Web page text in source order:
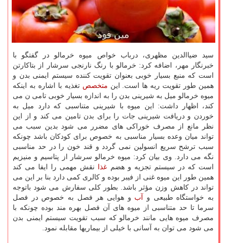
سید ضیاالدین مظهری، درباب خواص میوه خرمالو در گفتگو با
خبرنگار مهر، اضافه کرد: خرمالو با رنگ نارنجی سرشار از بتاکارتن
است که منبع بسیار خوبی بعنوان تقویت کننده سیستم ایمنی بدن و
همین طور تقویت ریه ها است. این متخصص تغذیه با اشاره به اینکه
میوه خرمالو میل به شیرینی بدن را به اندازه بسیار خوبی تامی ن می
کند، اظهار داشت: این میوه با شیرینی متناسبی که دارد میل به
خوردن و دریافت شیرینی جات را برای بدن تامین می کند و از این
نظر مانع از مصرف خوراکی های مضرر می شود بدین سبب می
تواند میان وعده بسیار مناسبی به خصوص برای کودکان باشد چونکه
سبب ترشح سریع انسولین نمی گردد و قند خون را در حد مناسبی
نگه می دارد. وی بیان کرد: میوه خرمالو سرشار از پتاسیم و منیزیم
است که در سیستم تجزیه و هضم غذا
نقش مهمی را ایفا می کند
همین طور این میوه غنی از فیبر بوده و کالری کمی دارد بنا بر این می
تواند در کاهش وزن مؤثر باشد. بطور کلی سفارش می شود باتوجه
به خواستگاه طبیعی و
آب و هوایی هر فصل به خصوص در فصل
سرما تا حد متناسبی از میوه های آن فصل بهره مند بوده چونکه با
مصرف میوه هایی مانند خرمالو که سبب تقویت سیستم ایمنی بدن
می شود می توان به آسانی با خیلی از بیماریها مقابله نمود.